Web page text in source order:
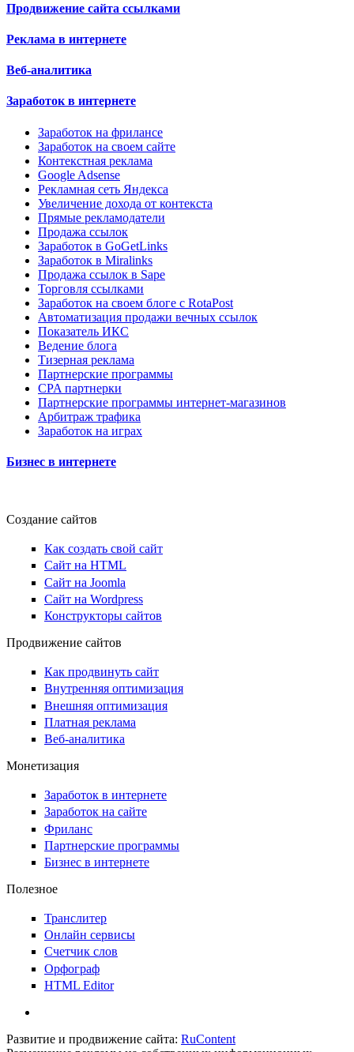
Продвижение сайта ссылками
Реклама в интернете
Веб-аналитика
Заработок в интернете
Заработок на фрилансе
Заработок на своем сайте
Контекстная реклама
Google Adsense
Рекламная сеть Яндекса
Увеличение дохода от контекста
Прямые рекламодатели
Продажа ссылок
Заработок в GoGetLinks
Заработок в Miralinks
Продажа ссылок в Sape
Торговля ссылками
Заработок на своем блоге с RotaPost
Автоматизация продажи вечных ссылок
Показатель ИКС
Ведение блога
Тизерная реклама
Партнерские программы
CPA партнерки
Партнерские программы интернет-магазинов
Арбитраж трафика
Заработок на играх
Бизнес в интернете
Создание сайтов
Как создать свой сайт
Сайт на HTML
Сайт на Joomla
Сайт на Wordpress
Конструкторы сайтов
Продвижение сайтов
Как продвинуть сайт
Внутренняя оптимизация
Внешняя оптимизация
Платная реклама
Веб-аналитика
Монетизация
Заработок в интернете
Заработок на сайте
Фриланс
Партнерские программы
Бизнес в интернете
Полезное
Транслитер
Онлайн сервисы
Счетчик слов
Орфограф
HTML Editor
Развитие и продвижение сайта: RuContent